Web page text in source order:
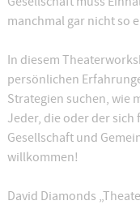
manchmal gar nicht so
In diesem
persönlichen
Strategien suchen, wie
Jeder, die oder der
Gesellschaft und
willkommen!
David Diamonds